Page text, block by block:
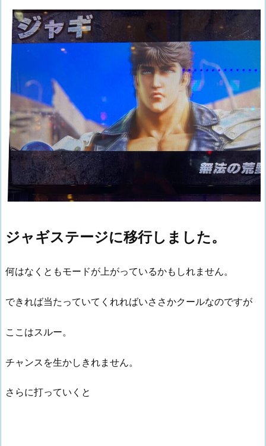
ジャギステージに移行しました。
何はなくともモードが上がっているかもしれません。
できれば当たっていてくれればいささかクールなのですが
ここはスルー。
チャンスを生かしきれません。
さらに打っていくと